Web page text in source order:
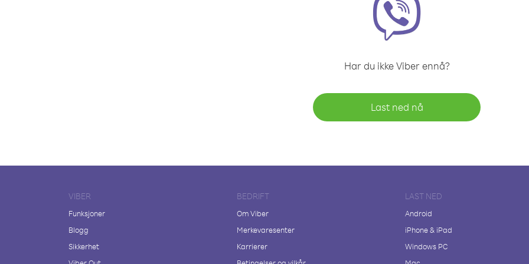
Har du ikke Viber ennå?
Last ned nå
VIBER
Funksjoner
Blogg
Sikkerhet
BEDRIFT
Om Viber
Merkevaresenter
Karrierer
LAST NED
Android
iPhone & iPad
Windows PC